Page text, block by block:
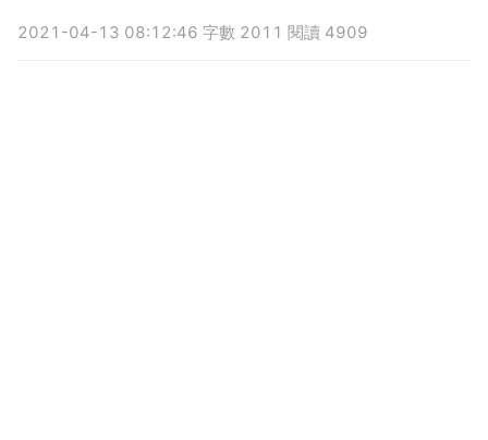
2021-04-13 08:12:46 字數 2011 閱讀 4909